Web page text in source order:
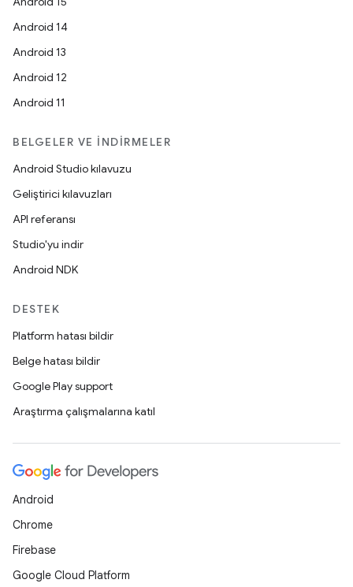
Android 14
Android 13
Android 12
Android 11
BELGELER VE İNDIRMELER
Android Studio kılavuzu
Geliştirici kılavuzları
API referansı
Studio'yu indir
Android NDK
DESTEK
Platform hatası bildir
Belge hatası bildir
Google Play support
Araştırma çalışmalarına katıl
Android
Chrome
Firebase
Google Cloud Platform